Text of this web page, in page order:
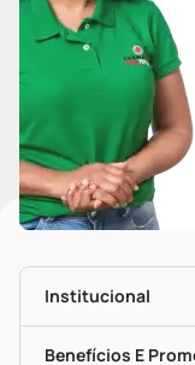
Institucional
História
Nossas Lojas
Benefícios E